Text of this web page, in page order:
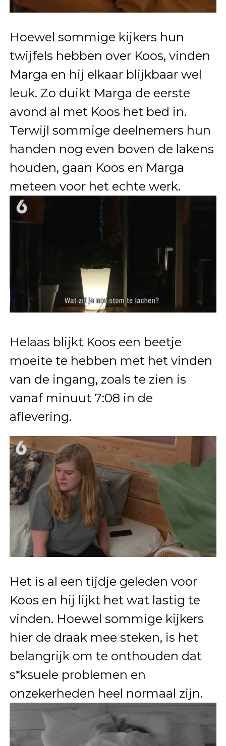
Hoewel sommige kijkers hun
twijfels hebben over Koos, vinden
Marga en hij elkaar blijkbaar wel
leuk. Zo duikt Marga de eerste
avond al met Koos het bed in.
Terwijl sommige deelnemers hun
handen nog even boven de lakens
houden, gaan Koos en Marga
meteen voor het echte werk.
Helaas blijkt Koos een beetje
moeite te hebben met het vinden
van de ingang, zoals te zien is
vanaf minuut 7:08 in de
aflevering.
Het is al een tijdje geleden voor
Koos en hij lijkt het wat lastig te
vinden. Hoewel sommige kijkers
hier de draak mee steken, is het
belangrijk om te onthouden dat
s*ksuele problemen en
onzekerheden heel normaal zijn.